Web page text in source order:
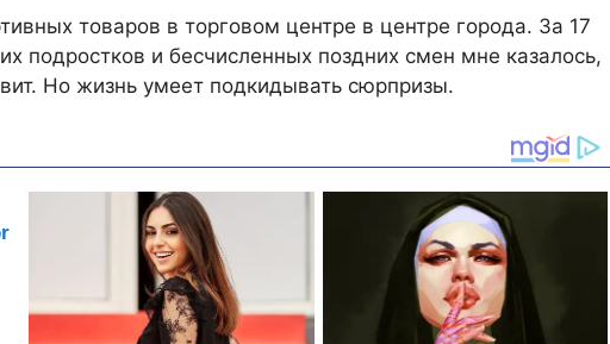
товаров в торговом центре в центре города. За 17
подростков и бесчисленных поздних смен мне казалось,
Но жизнь умеет подкидывать сюрпризы.